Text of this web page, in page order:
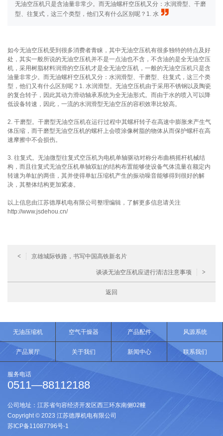
无油空压机只是含油量非常少。而无油螺杆空压机又分：水润滑型、干磨
型、往复式，这三个类型，他们又有什么区别呢？1. 水
如今无油空压机受到很多消费者青睐，其中无油空压机有很多独特的特点及好
处，其实一般所说的无油空压机并不是一点油也不含，不含油的是全无油空压
机，采用树脂材料润滑的空压机才是全无油空压机，一般的无油空压机只是含
油量非常少。而无油螺杆空压机又分：水润滑型、干磨型、往复式，这三个类
型，他们又有什么区别呢？1. 水润滑型。无油空压机由于采用不锈钢以及陶瓷
的复合转子，因此其动力滑动轴承系统为全无油形式。而由于水的喷入可以降
低设备转速，因此，一流的水润滑型无油空压的容积效率比较高。
2. 干磨型。干磨型无油空压机在运行过程中其螺杆转子在高速中膨胀来产生气
体压缩，而干磨型无油空压机的螺杆上会喷涂像树脂的物体从而保护螺杆在高
速摩擦中不会损伤。
3. 往复式。无油微型往复式空压机为电机单轴驱动对称分布曲柄摇杆机械结
构，而且往复式无油空压机单轴双缸的结构布置能够使设备气体流量在额定内
转速为单缸的两倍，其并使得单缸压缩机产生的振动噪音能够得到很好的解
决，其整体结构更加紧凑。
以上信息由江苏德厚机电有限公司整理编辑，了解更多信息请关注
http://www.jsdehou.cn/
< 京雄城际铁路，书写中国高铁新名片
谈谈无油空压机应进行清洁注意事项 >
返回
无油压缩机 空气干燥器 产品配件 风源系统
产品展厅 关于我们 新闻中心 联系我们
服务电话
0511—88112188
公司地址：江苏省句容经济开发区西三环东南侧02幢
Copyright © 2023 江苏德厚机电有限公司
苏ICP备11087796号-1